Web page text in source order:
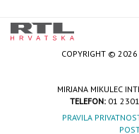
COPYRIGHT © 2026
MIRJANA MIKULEC
TELEFON: 01
PRAVILA